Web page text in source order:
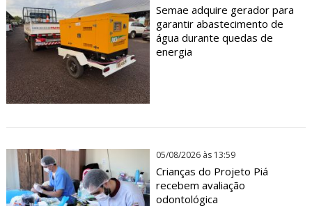
Semae adquire gerador para
garantir abastecimento de
água durante quedas de
energia
05/08/2026 às 13:59
Crianças do Projeto Piá
recebem avaliação
odontológica